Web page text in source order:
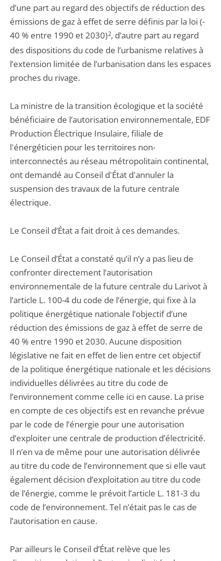
d’une part au regard des objectifs de réduction des
émissions de gaz à effet de serre définis par la loi (-
40 % entre 1990 et 2030)2, d’autre part au regard
des dispositions du code de l’urbanisme relatives à
l’extension limitée de l’urbanisation dans les espaces
proches du rivage.
La ministre de la transition écologique et la société
bénéficiaire de l’autorisation environnementale, EDF
Production Électrique Insulaire, filiale de
l'énergéticien pour les territoires non-
interconnectés au réseau métropolitain continental,
ont demandé au Conseil d'État d'annuler la
suspension des travaux de la future centrale
électrique.
Le Conseil d’État a fait droit à ces demandes.
Le Conseil d’État a constaté qu’il n’y a pas lieu de
confronter directement l’autorisation
environnementale de la future centrale du Larivot à
l’article L. 100-4 du code de l’énergie, qui fixe à la
politique énergétique nationale l’objectif d’une
réduction des émissions de gaz à effet de serre de
40 % entre 1990 et 2030. Aucune disposition
législative ne fait en effet de lien entre cet objectif
de la politique énergétique nationale et les décisions
individuelles délivrées au titre du code de
l’environnement comme celle ici en cause. La prise
en compte de ces objectifs est en revanche prévue
par le code de l’énergie pour une autorisation
d’exploiter une centrale de production d’électricité.
Il n’en va de même pour une autorisation délivrée
au titre du code de l’environnement que si elle vaut
également décision d’exploitation au titre du code
de l’énergie, comme le prévoit l’article L. 181-3 du
code de l’environnement. Tel n’était pas le cas de
l’autorisation en cause.
Par ailleurs le Conseil d’État relève que les